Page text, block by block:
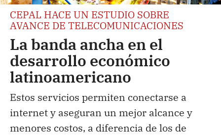
CEPAL HACE UN ESTUDIO SOBRE
AVANCE DE TELECOMUNICACIONES
La banda ancha en el
desarrollo económico
latinoamericano
Estos servicios permiten conectarse a
internet y aseguran un mejor alcance y
menores costos, a diferencia de los de